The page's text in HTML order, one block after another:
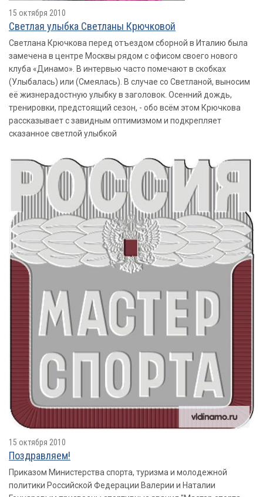
15 октября 2010
Светлая улыбка Светланы Крючковой
Светлана Крючкова перед отъездом сборной в Италию была
замечена в центре Москвы рядом с офисом своего нового
клуба «Динамо». В интервью часто помечают в скобках
(Улыбалась) или (Смеялась). В случае со Светланой, выносим
её жизнерадостную улыбку в заголовок. Осенний дождь,
тренировки, предстоящий сезон, - обо всём этом Крючкова
рассказывает с завидным оптимизмом и подкрепляет
сказанное светлой улыбкой
15 октября 2010
Поздравляем!
Приказом Министерства спорта, туризма и молодежной
политики Российской Федерации Валерии и Наталии